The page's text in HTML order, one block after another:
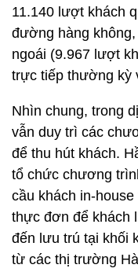
11.140 lượt khách
đường hàng
ngoái (9.967 lượt
trực tiếp thường kỳ
Nhìn chung, trong
vẫn duy trì các
để thu hút khách.
tổ chức chương
cầu khách in-
thực đơn để khách
đến lưu trú tại khối
từ các thị trường